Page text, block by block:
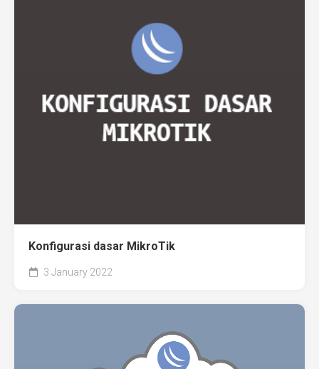
Konfigurasi dasar MikroTik
3 January 2022